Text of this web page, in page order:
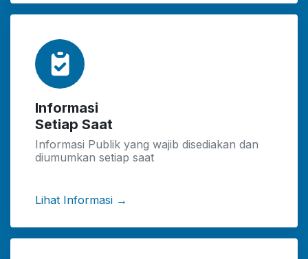
Informasi
Setiap Saat
Informasi Publik yang wajib disediakan dan
diumumkan setiap saat
Lihat Informasi →